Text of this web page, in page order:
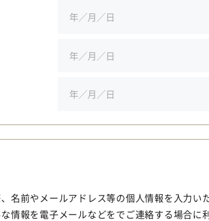
名前やメールアドレス等の個人情報を入力い
情報を電子メールなどをでご連絡する場合に